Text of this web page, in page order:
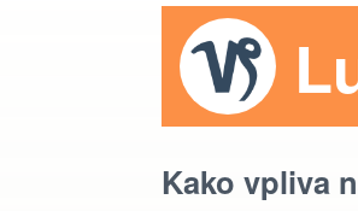
Kako vpliva